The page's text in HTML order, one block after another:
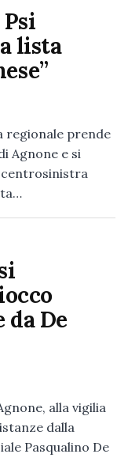
lista
regionale prende
Agnone e si
centrosinistra
De
alla vigilia
dalla
Pasqualino De